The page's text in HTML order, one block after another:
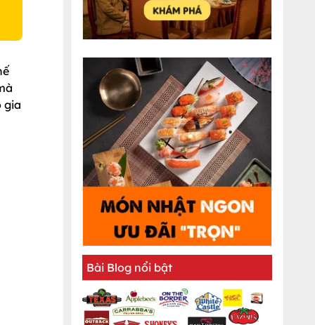
gia
Bài Blog nổi bật